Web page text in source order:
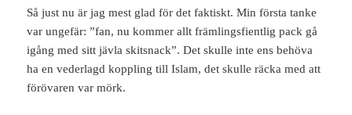
Så just nu är jag mest glad för det faktiskt. Min första tanke
var ungefär: ”fan, nu kommer allt främlingsfientlig pack gå
igång med sitt jävla skitsnack”. Det skulle inte ens behöva
ha en vederlagd koppling till Islam, det skulle räcka med att
förövaren var mörk.